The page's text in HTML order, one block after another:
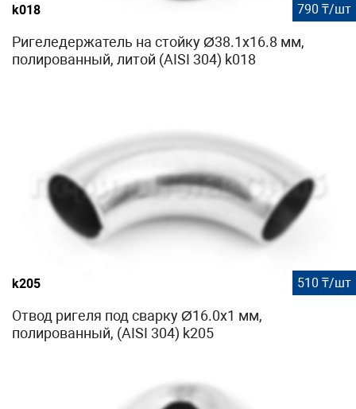
k018 790 ₸/шт
Ригеледержатель на стойку Ø38.1х16.8 мм,
полированный, литой (AISI 304) k018
k205 510 ₸/шт
Отвод ригеля под сварку Ø16.0х1 мм,
полированный, (AISI 304) k205